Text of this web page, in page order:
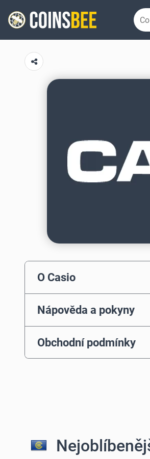
O Casio
Nápověda a pokyny
Obchodní podmínky